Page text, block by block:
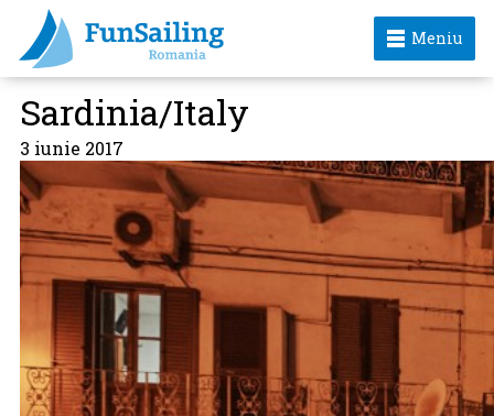
Meniu
Sardinia/Italy
3 iunie 2017